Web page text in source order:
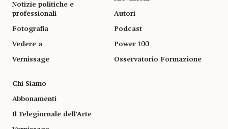
Notizie politiche e
professionali
Fotografia
Vedere a
Vernissage
Autori
Podcast
Power 100
Osservatorio Formazione
Chi Siamo
Abbonamenti
Il Telegiornale dell'Arte